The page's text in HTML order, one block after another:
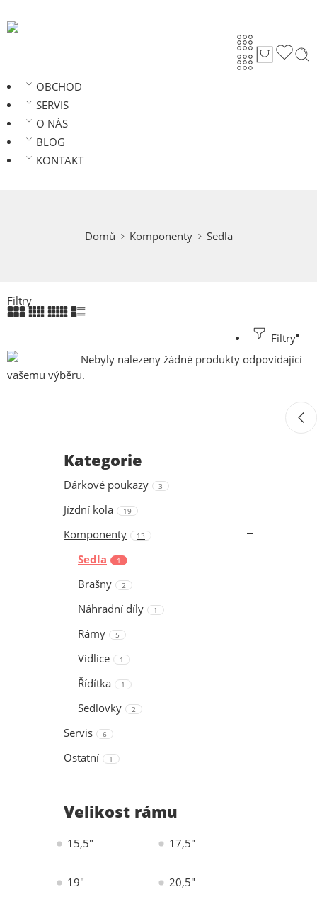
OBCHOD
SERVIS
O NÁS
BLOG
KONTAKT
Domů Komponenty Sedla
Filtry
Filtry
Nebyly nalezeny žádné produkty odpovídající
vašemu výběru.
Kategorie
Dárkové poukazy 3
Jízdní kola 19
Komponenty 13
Sedla 1
Brašny 2
Náhradní díly 1
Rámy 5
Vidlice 1
Řídítka 1
Sedlovky 2
Servis 6
Ostatní 1
Velikost rámu
15,5" 17,5"
19" 20,5"